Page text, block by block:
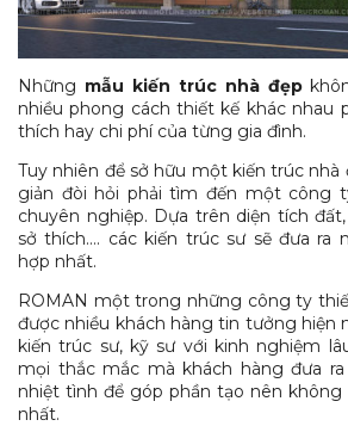
Những mẫu kiến trúc nhà đẹp
nhiều phong cách thiết kế khác nhau
thích hay chi phí của từng gia đình.
Tuy nhiên để sở hữu một kiến trúc nhà
giản đòi hỏi phải tìm đến một công
chuyên nghiệp. Dựa trên diện tích
sở thích…. các kiến trúc sư sẽ đưa ra
hợp nhất.
ROMAN một trong những công ty
được nhiều khách hàng tin tưởng hiện
kiến trúc sư, kỹ sư với kinh nghiệm
mọi thắc mắc mà khách hàng đưa
nhiệt tình để góp phần tạo nên không
nhất.